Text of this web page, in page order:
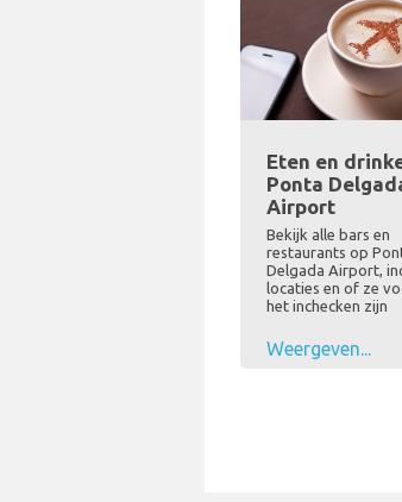
Eten en
Ponta
Airport
Bekijk alle bars en
restaurants op
Delgada Airport,
locaties en of ze
het inchecken zijn
Weergeven...